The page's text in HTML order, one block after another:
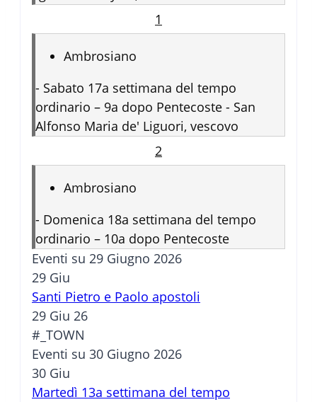
1
Ambrosiano
- Sabato 17a settimana del tempo
ordinario – 9a dopo Pentecoste - San
Alfonso Maria de' Liguori, vescovo
2
Ambrosiano
- Domenica 18a settimana del tempo
ordinario – 10a dopo Pentecoste
Eventi su 29 Giugno 2026
29 Giu
Santi Pietro e Paolo apostoli
29 Giu 26
#_TOWN
Eventi su 30 Giugno 2026
30 Giu
Martedì 13a settimana del tempo